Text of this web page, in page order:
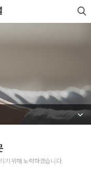
기 위해 노력하겠습니다.